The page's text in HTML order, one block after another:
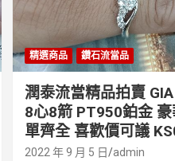
精選商品 鑽石流當品
潤泰流當精品拍賣
8心8箭 PT950鉑金
單齊全 喜歡價可議
2022 年 9 月 5 日 admin